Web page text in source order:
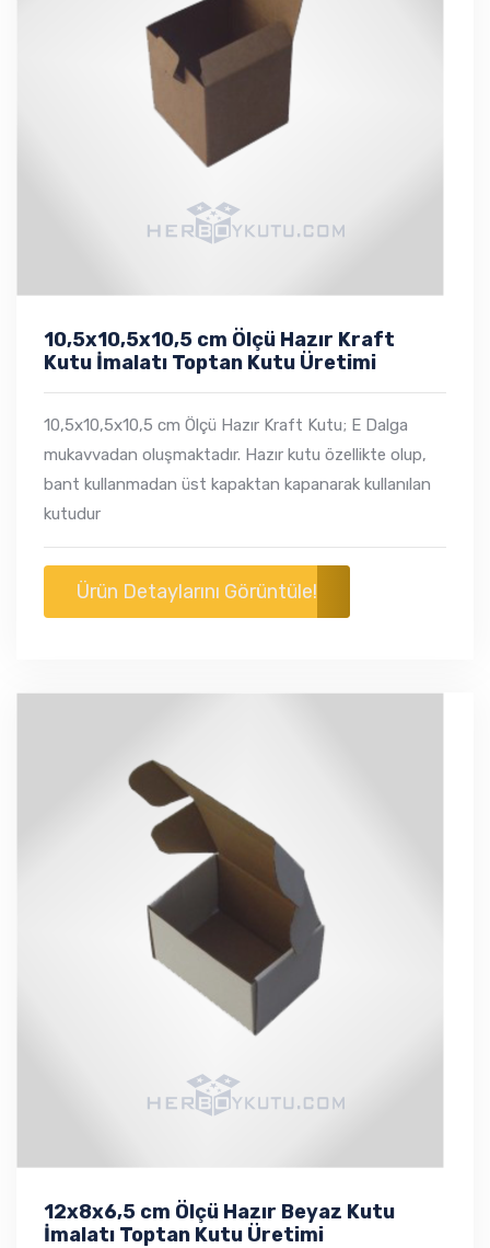
10,5x10,5x10,5 cm Ölçü Hazır Kraft
Kutu İmalatı Toptan Kutu Üretimi
10,5x10,5x10,5 cm Ölçü Hazır Kraft Kutu; E Dalga
mukavvadan oluşmaktadır. Hazır kutu özellikte olup,
bant kullanmadan üst kapaktan kapanarak kullanılan
kutudur
Ürün Detaylarını Görüntüle!
12x8x6,5 cm Ölçü Hazır Beyaz Kutu
İmalatı Toptan Kutu Üretimi